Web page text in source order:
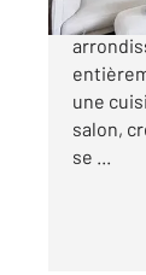
Situé
une
salon,
se ...